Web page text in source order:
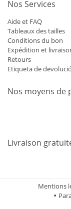
Nos Services
Aide et FAQ
Tableaux des tailles
Conditions du bon
Expédition et
Retours
Etiqueta de
Nos moyens de
Livraison
Mentions